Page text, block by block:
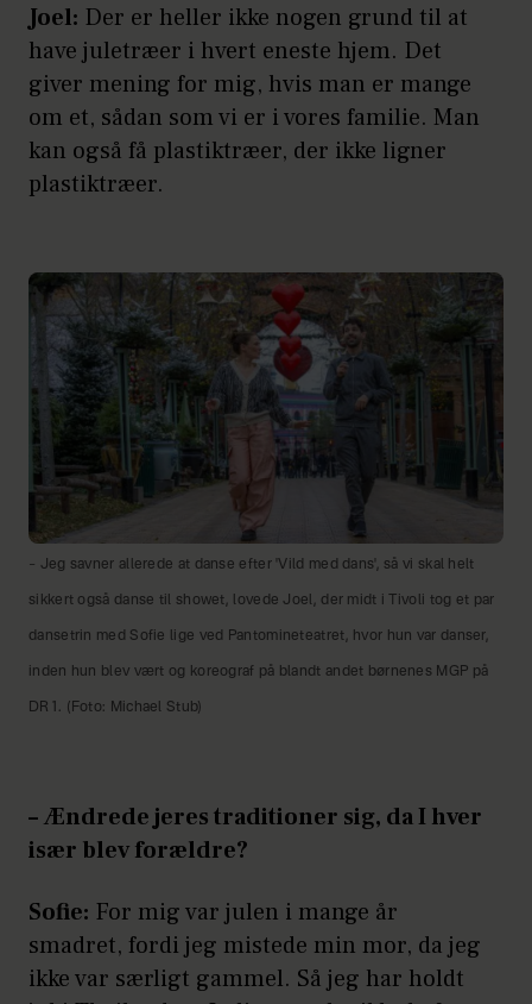
Joel: Der er heller ikke nogen grund til at
have juletræer i hvert eneste hjem. Det
giver mening for mig, hvis man er mange
om et, sådan som vi er i vores familie. Man
kan også få plastiktræer, der ikke ligner
plastiktræer.
– Jeg savner allerede at danse efter 'Vild med dans', så vi skal helt
sikkert også danse til showet, lovede Joel, der midt i Tivoli tog et par
dansetrin med Sofie lige ved Pantomineteatret, hvor hun var danser,
inden hun blev vært og koreograf på blandt andet børnenes MGP på
DR1. (Foto: Michael Stub)
– Ændrede jeres traditioner sig, da I hver
især blev forældre?
Sofie: For mig var julen i mange år
smadret, fordi jeg mistede min mor, da jeg
ikke var særligt gammel. Så jeg har holdt